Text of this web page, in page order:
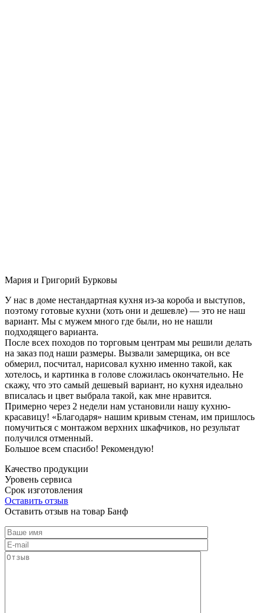
Мария и Григорий Бурковы
У нас в доме нестандартная кухня из-за короба и выступов,
поэтому готовые кухни (хоть они и дешевле) — это не наш
вариант. Мы с мужем много где были, но не нашли
подходящего варианта.
После всех походов по торговым центрам мы решили делать
на заказ под наши размеры. Вызвали замерщика, он все
обмерил, посчитал, нарисовал кухню именно такой, как
хотелось, и картинка в голове сложилась окончательно. Не
скажу, что это самый дешевый вариант, но кухня идеально
вписалась и цвет выбрала такой, как мне нравится.
Примерно через 2 недели нам установили нашу кухню-
красавицу! «Благодаря» нашим кривым стенам, им пришлось
помучиться с монтажом верхних шкафчиков, но результат
получился отменный.
Большое всем спасибо! Рекомендую!
Качество продукции
Уровень сервиса
Срок изготовления
Оставить отзыв
Оставить отзыв на товар Банф